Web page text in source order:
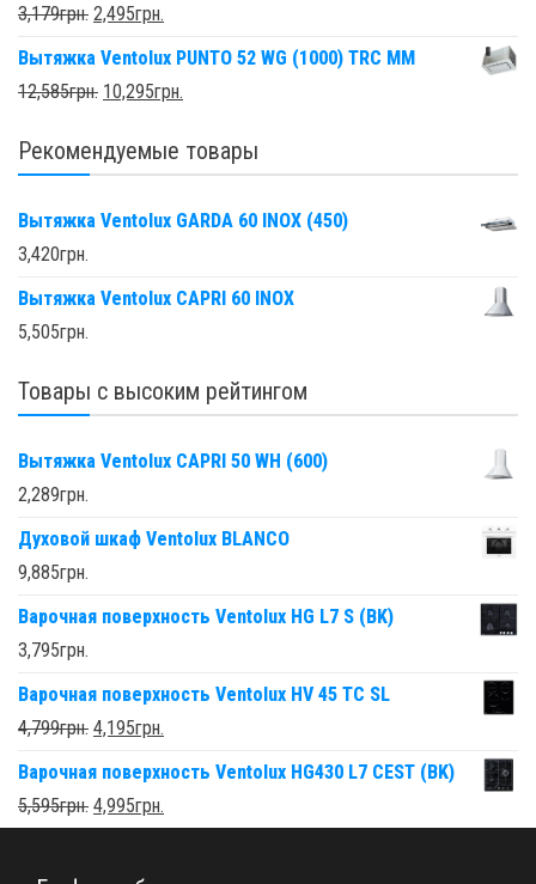
3,179грн. 2,495грн.
Вытяжка Ventolux PUNTO 52 WG (1000) TRC MM
12,585грн. 10,295грн.
Рекомендуемые товары
Вытяжка Ventolux GARDA 60 INOX (450)
3,420грн.
Вытяжка Ventolux CAPRI 60 INOX
5,505грн.
Товары с высоким рейтингом
Вытяжка Ventolux CAPRI 50 WH (600)
2,289грн.
Духовой шкаф Ventolux BLANCO
9,885грн.
Варочная поверхность Ventolux HG L7 S (BK)
3,795грн.
Варочная поверхность Ventolux HV 45 TC SL
4,799грн. 4,195грн.
Варочная поверхность Ventolux HG430 L7 CEST (BK)
5,595грн. 4,995грн.